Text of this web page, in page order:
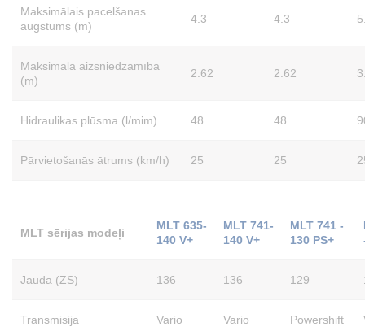
Maksimālais pacelšanas
augstums (m)
4.3 4.3
Maksimālā aizsniedzamība
(m)
2.62 2.62
Hidraulikas plūsma (l/mim) 48 48
Pārvietošanās ātrums (km/h) 25 25
MLT sērijas modeļi
MLT 635-
140 V+
MLT 741-
140 V+
MLT 741 -
130 PS+
Jauda (ZS) 136 136 129
Transmisija Vario Vario Powershift